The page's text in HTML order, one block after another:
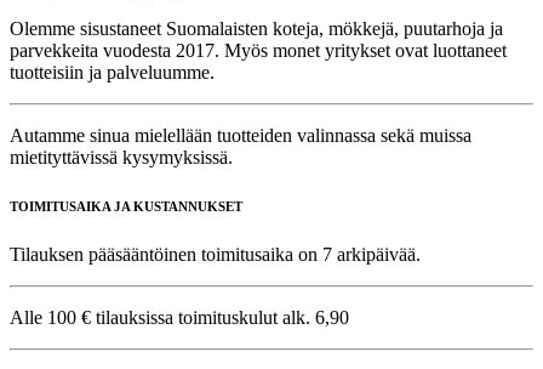
Olemme sisustaneet Suomalaisten koteja, mökkejä, puutarhoja ja
parvekkeita vuodesta 2017. Myös monet yritykset ovat luottaneet
tuotteisiin ja palveluumme.
Autamme sinua mielellään tuotteiden valinnassa sekä muissa
mietityttävissä kysymyksissä.
TOIMITUSAIKA JA KUSTANNUKSET
Tilauksen pääsääntöinen toimitusaika on 7 arkipäivää.
Alle 100 € tilauksissa toimituskulut alk. 6,90